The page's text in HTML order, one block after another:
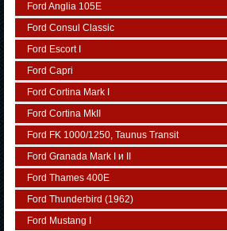
Ford Anglia 105E
Ford Consul Classic
Ford Escort I
Ford Capri
Ford Cortina Mark I
Ford Cortina MkII
Ford FK 1000/1250, Taunus Transit
Ford Granada Mark I и II
Ford Thames 400E
Ford Thunderbird (1962)
Ford Mustang I